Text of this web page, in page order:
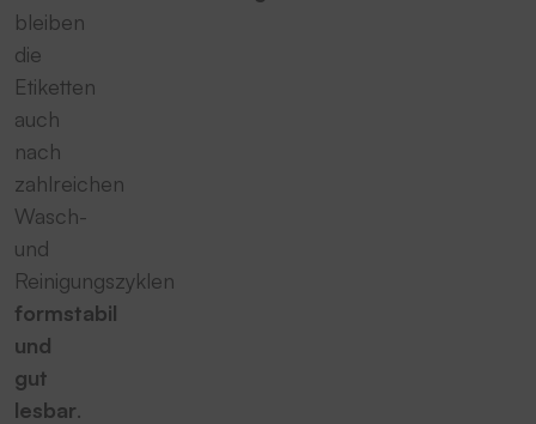
bleiben
die
Etiketten
auch
nach
zahlreichen
Wasch-
und
Reinigungszyklen
formstabil
und
gut
lesbar.